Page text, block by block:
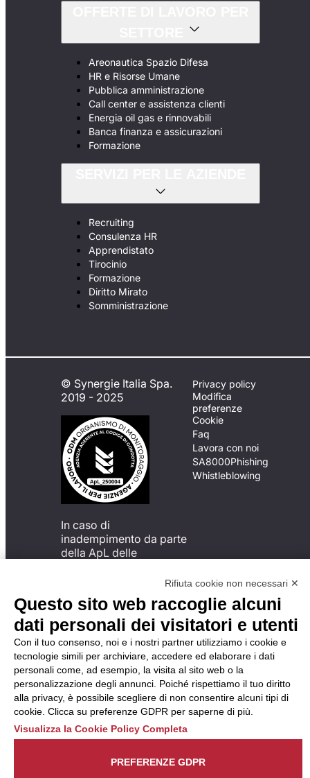
Areonautica Spazio Difesa
HR e Risorse Umane
Pubblica amministrazione
Call center e assistenza clienti
Energia oil gas e rinnovabili
Banca finanza e assicurazioni
Formazione
Recruiting
Consulenza HR
Apprendistato
Tirocinio
Formazione
Diritto Mirato
Somministrazione
© Synergie Italia Spa.
2019 - 2025
In caso di
inadempimento da parte
della ApL delle
del Codice di Condotta, è
possibile presentare un
reclamo
all’Organismo di
Monitoraggio utilizzando
una delle modalità
descritte al seguente
indirizzo web
https://odm-
agenzielavoro.it/reclami/ .
Privacy policy
Modifica
preferenze
Cookie
Faq
Lavora con noi
SA8000Phishing
Whistleblowing
Rifiuta cookie non necessari ✕
Questo sito web raccoglie alcuni
dati personali dei visitatori e utenti
Con il tuo consenso, noi e i nostri partner utilizziamo i cookie e
tecnologie simili per archiviare, accedere ed elaborare i dati
personali come, ad esempio, la visita al sito web o la
personalizzazione degli annunci. Poiché rispettiamo il tuo diritto
alla privacy, è possibile scegliere di non consentire alcuni tipi di
cookie. Clicca su preferenze GDPR per saperne di più.
Visualizza la Cookie Policy Completa
PREFERENZE GDPR